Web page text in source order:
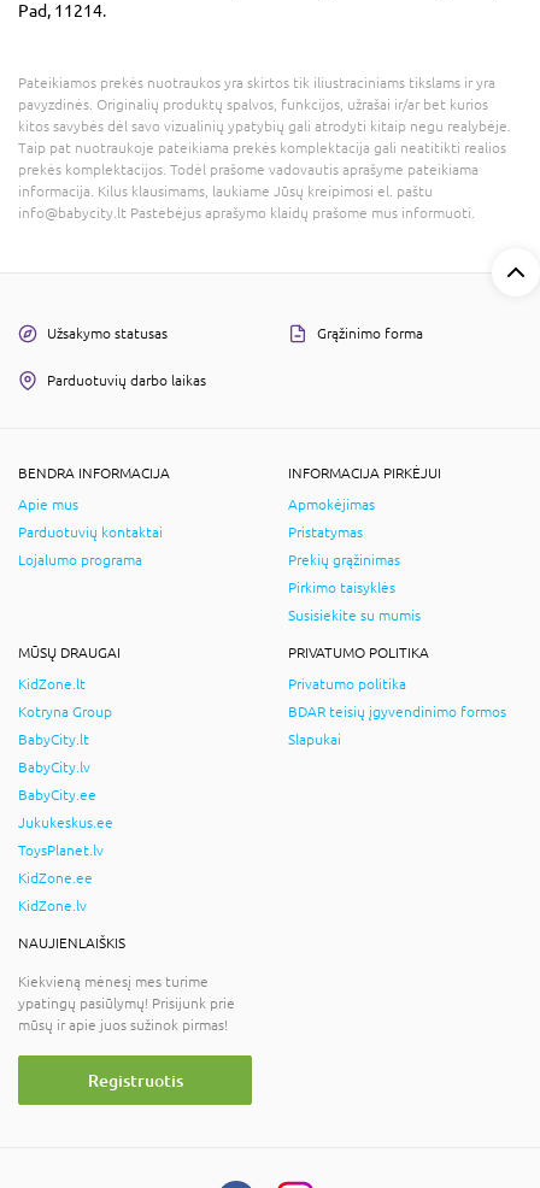
Pad, 11214.
Pateikiamos prekės nuotraukos yra skirtos tik iliustraciniams tikslams ir yra
pavyzdinės. Originalių produktų spalvos, funkcijos, užrašai ir/ar bet kurios
kitos savybės dėl savo vizualinių ypatybių gali atrodyti kitaip negu realybėje.
Taip pat nuotraukoje pateikiama prekės komplektacija gali neatitikti realios
prekės komplektacijos. Todėl prašome vadovautis aprašyme pateikiama
informacija. Kilus klausimams, laukiame Jūsų kreipimosi el. paštu
info@babycity.lt Pastebėjus aprašymo klaidų prašome mus informuoti.
Užsakymo statusas Grąžinimo forma
Parduotuvių darbo laikas
BENDRA INFORMACIJA
Apie mus
Parduotuvių kontaktai
Lojalumo programa
INFORMACIJA PIRKĖJUI
Apmokėjimas
Pristatymas
Prekių grąžinimas
Pirkimo taisyklės
Susisiekite su mumis
MŪSŲ DRAUGAI
KidZone.lt
Kotryna Group
BabyCity.lt
BabyCity.lv
BabyCity.ee
Jukukeskus.ee
ToysPlanet.lv
KidZone.ee
KidZone.lv
PRIVATUMO POLITIKA
Privatumo politika
BDAR teisių įgyvendinimo formos
Slapukai
NAUJIENLAIŠKIS
Kiekvieną mėnesį mes turime
ypatingų pasiūlymų! Prisijunk prie
mūsų ir apie juos sužinok pirmas!
Registruotis